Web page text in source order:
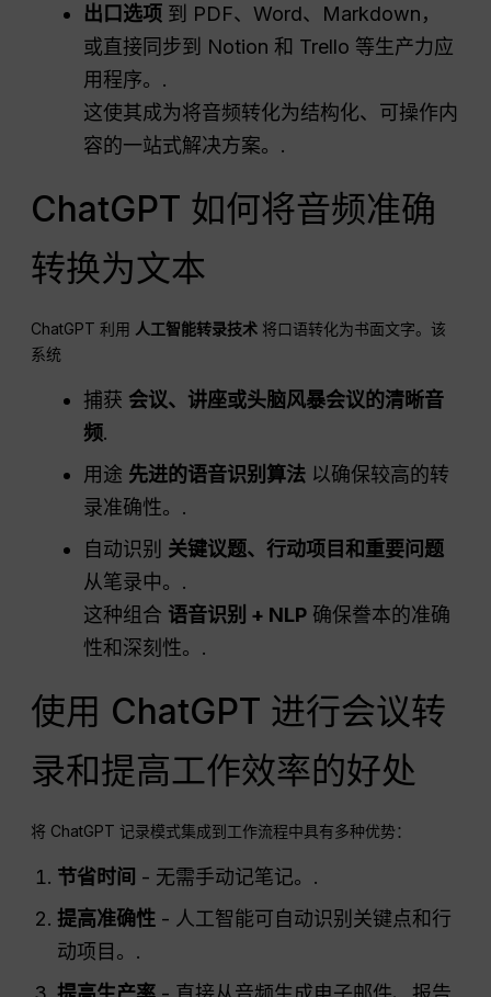
出口选项 到 PDF、Word、Markdown，
或直接同步到 Notion 和 Trello 等生产力应
用程序。.
这使其成为将音频转化为结构化、可操作内
容的一站式解决方案。.
ChatGPT 如何将音频准确
转换为文本
ChatGPT 利用 人工智能转录技术 将口语转化为书面文字。该
系统
捕获 会议、讲座或头脑风暴会议的清晰音
频.
用途 先进的语音识别算法 以确保较高的转
录准确性。.
自动识别 关键议题、行动项目和重要问题
从笔录中。.
这种组合 语音识别 + NLP 确保誊本的准确
性和深刻性。.
使用 ChatGPT 进行会议转
录和提高工作效率的好处
将 ChatGPT 记录模式集成到工作流程中具有多种优势：
节省时间 - 无需手动记笔记。.
提高准确性 - 人工智能可自动识别关键点和行
动项目。.